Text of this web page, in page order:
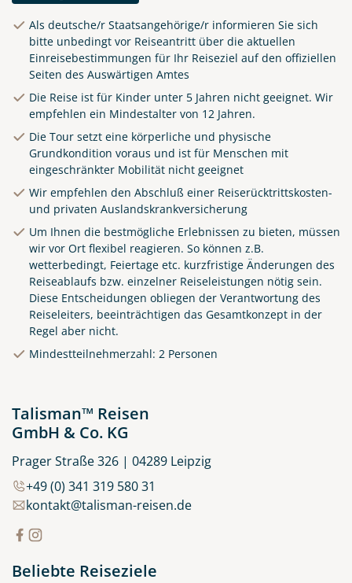
Küste von Madeira nahe
Santana
Als deutsche/r Staatsangehörige/r informieren Sie sich
bitte unbedingt vor Reiseantritt über die aktuellen
Einreisebestimmungen für Ihr Reiseziel auf den offiziellen
Seiten des Auswärtigen Amtes
Die Reise ist für Kinder unter 5 Jahren nicht geeignet. Wir
empfehlen ein Mindestalter von 12 Jahren.
Die Tour setzt eine körperliche und physische
Grundkondition voraus und ist für Menschen mit
eingeschränkter Mobilität nicht geeignet
Wir empfehlen den Abschluß einer Reiserücktrittskosten-
und privaten Auslandskrankversicherung
Um Ihnen die bestmögliche Erlebnissen zu bieten, müssen
wir vor Ort flexibel reagieren. So können z.B.
wetterbedingt, Feiertage etc. kurzfristige Änderungen des
Reiseablaufs bzw. einzelner Reiseleistungen nötig sein.
Diese Entscheidungen obliegen der Verantwortung des
Reiseleiters, beeinträchtigen das Gesamtkonzept in der
Regel aber nicht.
Mindestteilnehmerzahl: 2 Personen
Talisman™ Reisen
GmbH & Co. KG
Prager Straße 326 | 04289 Leipzig
+49 (0) 341 319 580 31
kontakt@talisman-reisen.de
Beliebte Reiseziele